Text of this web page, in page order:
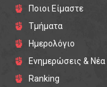
Ποιοι Είμαστε
Τμήματα
Ημερολόγιο
Ενημερώσεις & Νέα
Ranking